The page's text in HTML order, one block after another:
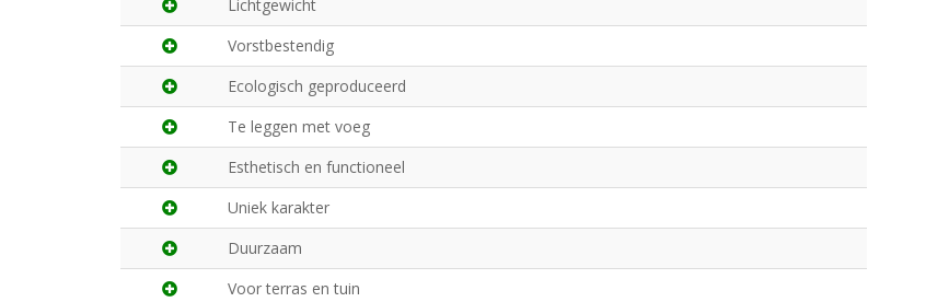
Lichtgewicht
Vorstbestendig
Ecologisch geproduceerd
Te leggen met voeg
Esthetisch en functioneel
Uniek karakter
Duurzaam
Voor terras en tuin